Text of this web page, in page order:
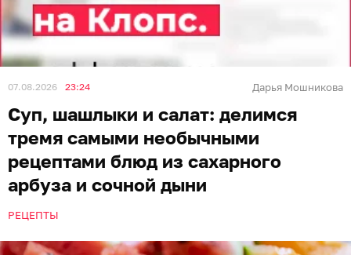
07.08.2026 23:24 Дарья Мошникова
Суп, шашлыки и салат: делимся
тремя самыми необычными
рецептами блюд из сахарного
арбуза и сочной дыни
РЕЦЕПТЫ